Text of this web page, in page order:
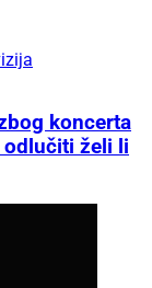
koncerta
odlučiti želi li